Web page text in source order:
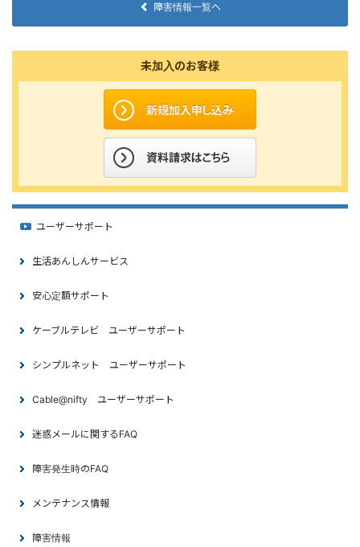
障害情報一覧へ
未加入のお客様
ユーザーサポート
生活あんしんサービス
安心定額サポート
ケーブルテレビ ユーザーサポート
シンプルネット ユーザーサポート
Cable@nifty ユーザーサポート
迷惑メールに関するFAQ
障害発生時のFAQ
メンテナンス情報
障害情報